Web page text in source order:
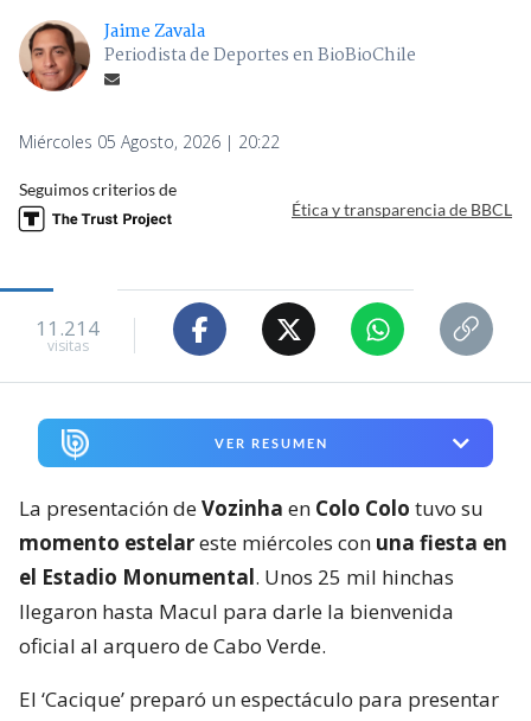
Jaime Zavala
Periodista de Deportes en BioBioChile
Miércoles 05 Agosto, 2026 | 20:22
Seguimos criterios de
Ética y transparencia de BBCL
11.214
visitas
VER RESUMEN
La presentación deVozinha en Colo Colo tuvo su
momento estelareste miércoles con una fiesta en
el Estadio Monumental. Unos 25 mil hinchas
llegaron hasta Macul para darle la bienvenida
oficial al arquero de Cabo Verde.
El ‘Cacique’ preparó un espectáculo para presentar